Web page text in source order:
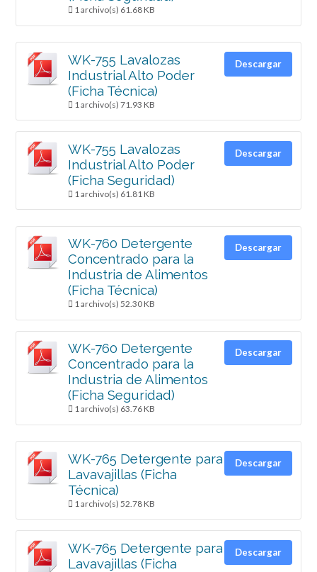
1 archivo(s) 61.68 KB
WK-755 Lavalozas
Industrial Alto Poder
(Ficha Técnica)
1 archivo(s) 71.93 KB
Descargar
WK-755 Lavalozas
Industrial Alto Poder
(Ficha Seguridad)
1 archivo(s) 61.81 KB
Descargar
WK-760 Detergente
Concentrado para la
Industria de Alimentos
(Ficha Técnica)
1 archivo(s) 52.30 KB
Descargar
WK-760 Detergente
Concentrado para la
Industria de Alimentos
(Ficha Seguridad)
1 archivo(s) 63.76 KB
Descargar
WK-765 Detergente para
Lavavajillas (Ficha
Técnica)
1 archivo(s) 52.78 KB
Descargar
WK-765 Detergente para
Lavavajillas (Ficha
Descargar